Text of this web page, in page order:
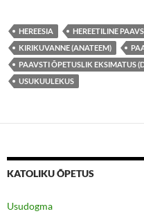
HEREESIA HEREETILINE
KIRIKUVANNE (ANATEEM)
PAAVSTI ÕPETUSLIK EKSIMATUS
USUKUULEKUS
KATOLIKU ÕPETUS
Usudogma